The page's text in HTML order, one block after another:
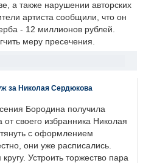
а также нарушении авторских
артиста сообщили, что он
- 12 миллионов рублей.
меру пресечения.
за Николая Сердюкова
Бородина получила
своего избранника Николая
с оформлением
они уже расписались.
Устроить торжество пара